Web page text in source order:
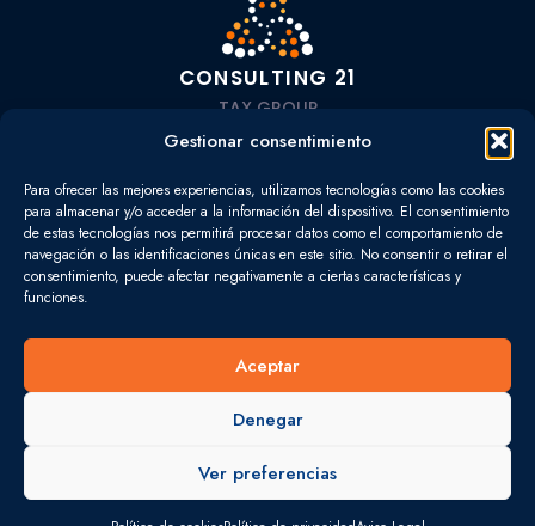
Gestionar consentimiento
Para ofrecer las mejores experiencias, utilizamos tecnologías como las cookies
para almacenar y/o acceder a la información del dispositivo. El consentimiento
de estas tecnologías nos permitirá procesar datos como el comportamiento de
navegación o las identificaciones únicas en este sitio. No consentir o retirar el
consentimiento, puede afectar negativamente a ciertas características y
funciones.
Aceptar
Denegar
Ver preferencias
CONSULTING 21
TAX GROUP
L
i
n
k
e
i
n
i
n
I
n
s
t
a
r
a
NAVEGA
INICIO